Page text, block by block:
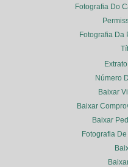
Fotografia Do
Fotografia Da
Número
Baixar
Baixar
Baixar
Fotografia